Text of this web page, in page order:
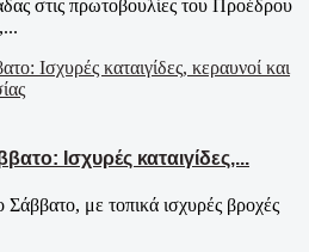
στις πρωτοβουλίες του Προέδρου
Ισχυρές καταιγίδες,...
Σάββατο, με τοπικά ισχυρές βροχές